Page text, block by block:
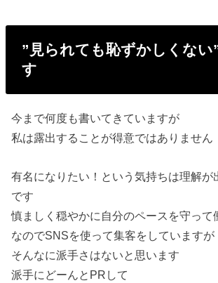
”見られても恥ずかしくない
す
今まで何度も書いてきていますが
私は露出することが得意ではありません
有名になりたい！という気持ちは理解が
です
慎ましく穏やかに自分のペースを守って
なのでSNSを使って集客をしていますが
そんなに派手さはないと思います
派手にどーんとPRして